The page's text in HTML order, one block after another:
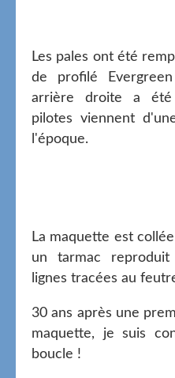
Les pales ont été
de profilé
arrière droite a été
pilotes viennent
l'époque.
La maquette est
un tarmac
lignes tracées au
30 ans après une
maquette, je suis
boucle !